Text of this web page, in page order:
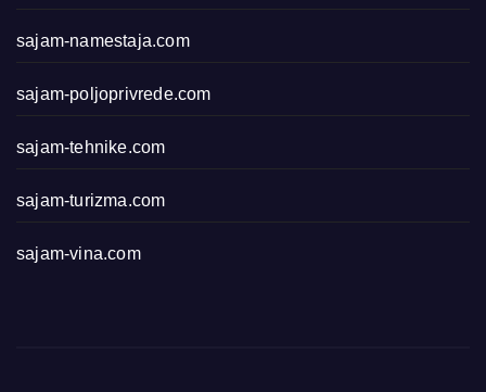
sajam-namestaja.com
sajam-poljoprivrede.com
sajam-tehnike.com
sajam-turizma.com
sajam-vina.com